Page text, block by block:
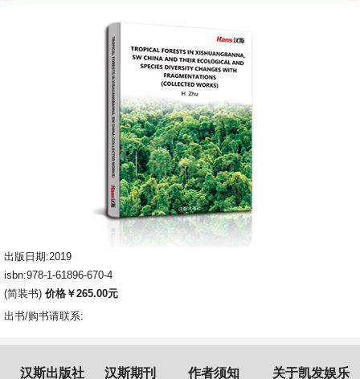
出版日期:2019
isbn:978-1-61896-670-4
(简装书) 价格￥265.00元
出书/购书请联系:
汉斯出版社 汉斯期刊 作者须知
关于凯发娱乐